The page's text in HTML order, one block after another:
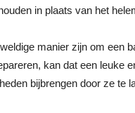
in plaats van het
manier zijn om een
kan dat een leuke
bijbrengen door ze te